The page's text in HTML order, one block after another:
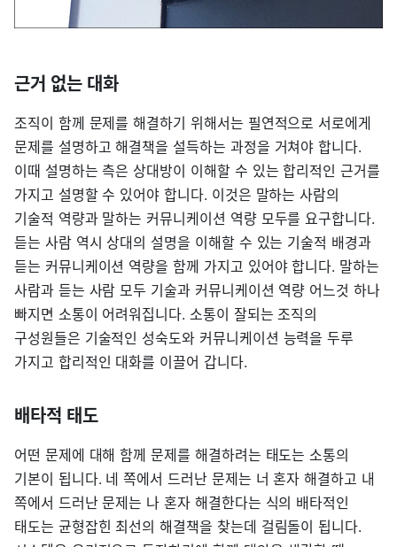
근거 없는 대화
조직이 함께 문제를 해결하기 위해서는 필연적으로 서로에게
문제를 설명하고 해결책을 설득하는 과정을 거쳐야 합니다.
이때 설명하는 측은 상대방이 이해할 수 있는 합리적인 근거를
가지고 설명할 수 있어야 합니다. 이것은 말하는 사람의
기술적 역량과 말하는 커뮤니케이션 역량 모두를 요구합니다.
듣는 사람 역시 상대의 설명을 이해할 수 있는 기술적 배경과
듣는 커뮤니케이션 역량을 함께 가지고 있어야 합니다. 말하는
사람과 듣는 사람 모두 기술과 커뮤니케이션 역량 어느것 하나
빠지면 소통이 어려워집니다. 소통이 잘되는 조직의
구성원들은 기술적인 성숙도와 커뮤니케이션 능력을 두루
가지고 합리적인 대화를 이끌어 갑니다.
배타적 태도
어떤 문제에 대해 함께 문제를 해결하려는 태도는 소통의
기본이 됩니다. 네 쪽에서 드러난 문제는 너 혼자 해결하고 내
쪽에서 드러난 문제는 나 혼자 해결한다는 식의 배타적인
태도는 균형잡힌 최선의 해결책을 찾는데 걸림돌이 됩니다.